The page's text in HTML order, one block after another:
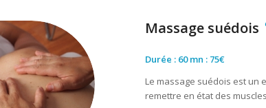
Massage suédois
Durée : 60 mn : 75€
Le massage suédois est
remettre en état des